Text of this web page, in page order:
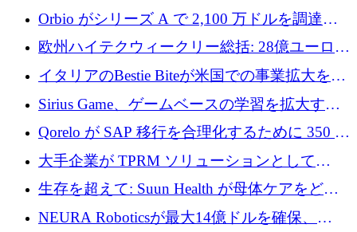
アグリテクノロジーのイノベーションを支援
するファンド III の初回クローズ額が 1 億ドル
に到達
Orbio がシリーズ A で 2,100 万ドルを調達、
AI 労働力管理を世界の最前線の労働者に提供
欧州ハイテクウィークリー総括: 28億ユーロの
取引と5月のハイライト
イタリアのBestie Biteが米国での事業拡大を加
速するために150万ユーロを調達
Sirius Game、ゲームベースの学習を拡大する
ために 130 万ユーロの資金調達を完了
Qorelo が SAP 移行を合理化するために 350 万
ドルを調達
大手企業が TPRM ソリューションとして
Vanta を選択する理由
生存を超えて: Suun Health が母体ケアをどの
ように再考しているか
NEURA Roboticsが最大14億ドルを確保、